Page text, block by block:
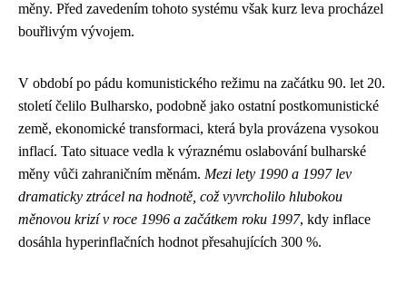
měny. Před zavedením tohoto systému však kurz leva procházel
bouřlivým vývojem.
V období po pádu komunistického režimu na začátku 90. let 20.
století čelilo Bulharsko, podobně jako ostatní postkomunistické
země, ekonomické transformaci, která byla provázena vysokou
inflací. Tato situace vedla k výraznému oslabování bulharské
měny vůči zahraničním měnám. Mezi lety 1990 a 1997 lev
dramaticky ztrácel na hodnotě, což vyvrcholilo hlubokou
měnovou krizí v roce 1996 a začátkem roku 1997, kdy inflace
dosáhla hyperinflačních hodnot přesahujících 300 %.